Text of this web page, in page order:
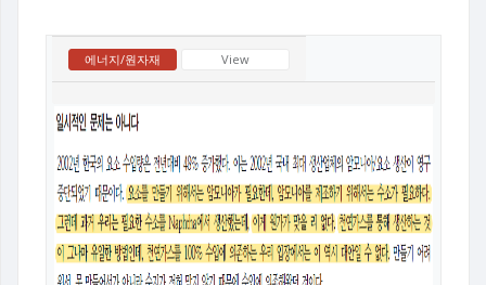
에너지/원자재 View